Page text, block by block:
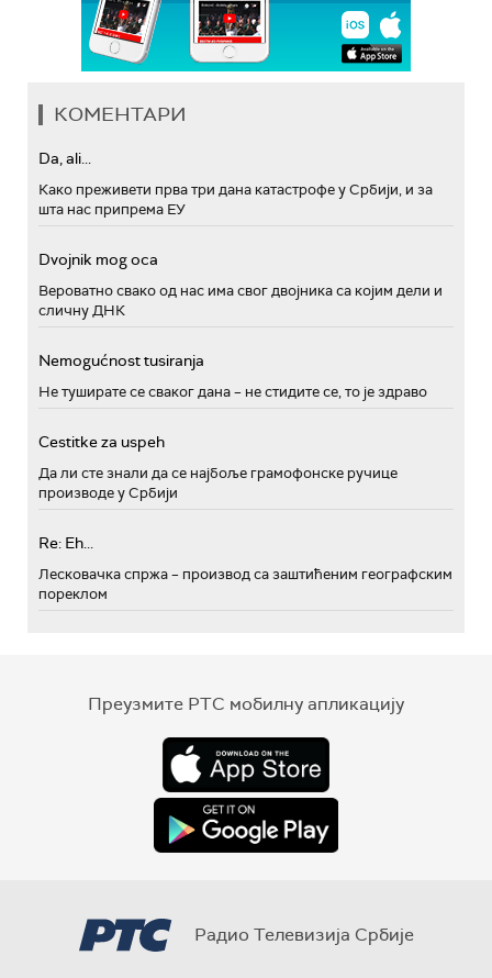
КОМЕНТАРИ
Da, ali...
Како преживети прва три дана катастрофе у Србији, и за
шта нас припрема ЕУ
Dvojnik mog oca
Вероватно свако од нас има свог двојника са којим дели и
сличну ДНК
Nemogućnost tusiranja
Не туширате се сваког дана – не стидите се, то је здраво
Cestitke za uspeh
Да ли сте знали да се најбоље грамофонске ручице
производе у Србији
Re: Eh...
Лесковачка спржа – производ са заштићеним географским
пореклом
Преузмите РТС мобилну апликацију
Радио Телевизија Србије